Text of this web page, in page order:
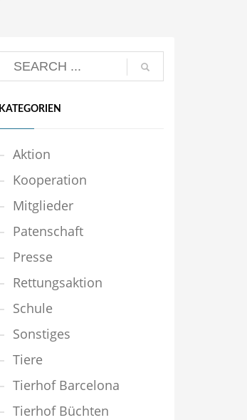
KATEGORIEN
Aktion
Kooperation
Mitglieder
Patenschaft
Presse
Rettungsaktion
Schule
Sonstiges
Tiere
Tierhof Barcelona
Tierhof Büchten